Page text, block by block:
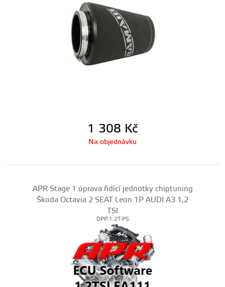
1 308 Kč
Na objednávku
APR Stage 1 úprava řídící jednotky chiptuning
Škoda Octavia 2 SEAT Leon 1P AUDI A3 1,2
TSI
DPP-1.2T-PS